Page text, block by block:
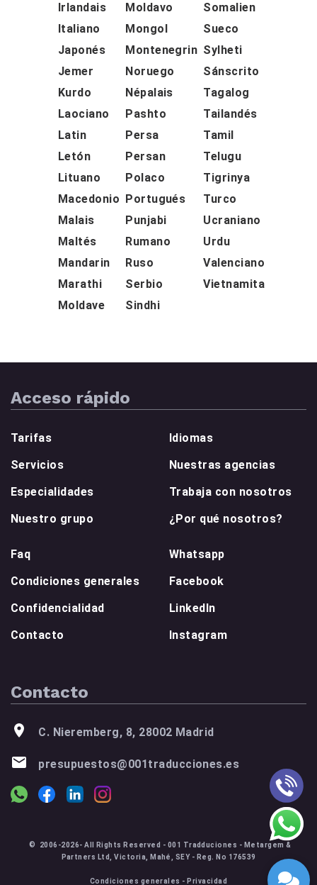
Irlandais
Italiano
Japonés
Jemer
Kurdo
Laociano
Latin
Letón
Lituano
Macedonio
Malais
Maltés
Mandarin
Marathi
Moldave
Moldavo
Mongol
Montenegrin
Noruego
Népalais
Pashto
Persa
Persan
Polaco
Portugués
Punjabi
Rumano
Ruso
Serbio
Sindhi
Somalien
Sueco
Sylheti
Sánscrito
Tagalog
Tailandés
Tamil
Telugu
Tigrinya
Turco
Ucraniano
Urdu
Valenciano
Vietnamita
Acceso rápido
Tarifas
Servicios
Especialidades
Nuestro grupo
Idiomas
Nuestras agencias
Trabaja con nosotros
¿Por qué nosotros?
Faq
Condiciones generales
Confidencialidad
Contacto
Whatsapp
Facebook
LinkedIn
Instagram
Contacto
C. Nieremberg, 8, 28002 Madrid
presupuestos@001traducciones.es
© 2006-2026- All Rights Reserved - 001 Tradduciones - Metargem &
Partners Ltd, Victoria, Mahé, SEY - Reg. No 176539
Condiciones generales - Privacidad